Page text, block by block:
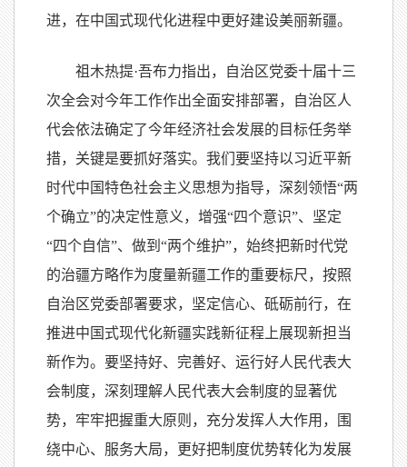
进，在中国式现代化进程中更好建设美丽新疆。
祖木热提·吾布力指出，自治区党委十届十三
次全会对今年工作作出全面安排部署，自治区人
代会依法确定了今年经济社会发展的目标任务举
措，关键是要抓好落实。我们要坚持以习近平新
时代中国特色社会主义思想为指导，深刻领悟“两
个确立”的决定性意义，增强“四个意识”、坚定
“四个自信”、做到“两个维护”，始终把新时代党
的治疆方略作为度量新疆工作的重要标尺，按照
自治区党委部署要求，坚定信心、砥砺前行，在
推进中国式现代化新疆实践新征程上展现新担当
新作为。要坚持好、完善好、运行好人民代表大
会制度，深刻理解人民代表大会制度的显著优
势，牢牢把握重大原则，充分发挥人大作用，围
绕中心、服务大局，更好把制度优势转化为发展